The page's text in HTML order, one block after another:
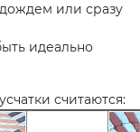
или сразу
идеально
считаются: